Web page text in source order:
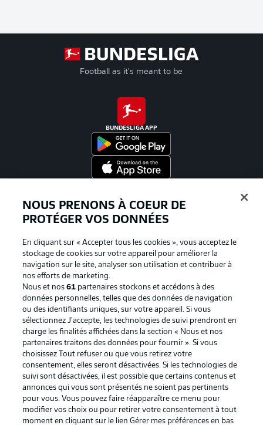
Football as it's meant to be
BUNDESLIGA APP
La publicité Conditions d’utilisation des
Mentions Légales Gérer mes préférences
Déclaration de
confidentialité
Diffuseurs
NOUS PRENONS À COEUR DE
PROTÉGER VOS DONNÉES
En cliquant sur « Accepter tous les cookies », vous acceptez le
stockage de cookies sur votre appareil pour améliorer la
navigation sur le site, analyser son utilisation et contribuer à
nos efforts de marketing.
Nous et nos61 partenaires stockons et accédons à des
données personnelles, telles que des données de navigation
ou des identifiants uniques, sur votre appareil. Si vous
sélectionnez J'accepte, les technologies de suivi prendront en
charge les finalités affichées dans la section « Nous et nos
partenaires traitons des données pour fournir ». Si vous
choisissez Tout refuser ou que vous retirez votre
consentement, elles seront désactivées. Si les technologies de
suivi sont désactivées, il est possible que certains contenus et
annonces qui vous sont présentés ne soient pas pertinents
pour vous. Vous pouvez faire réapparaître ce menu pour
modifier vos choix ou pour retirer votre consentement à tout
moment en cliquant sur le lien Gérer mes préférences en bas